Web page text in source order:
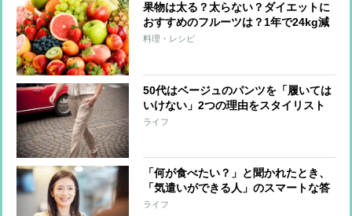
果物は太る？太らない？ダイエットに
おすすめのフルーツは？1年で24kg減
量した専門家が解説
料理・レシピ
50代はベージュのパンツを「履いては
いけない」2つの理由をスタイリスト
が解説
ライフ
「何が食べたい？」と聞かれたとき、
「気遣いができる人」のスマートな答
え方
ライフ